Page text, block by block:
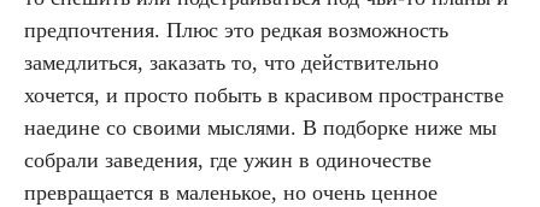
предпочтения. Плюс это редкая возможность
замедлиться, заказать то, что действительно
хочется, и просто побыть в красивом пространстве
наедине со своими мыслями. В подборке ниже мы
собрали заведения, где ужин в одиночестве
превращается в маленькое, но очень ценное